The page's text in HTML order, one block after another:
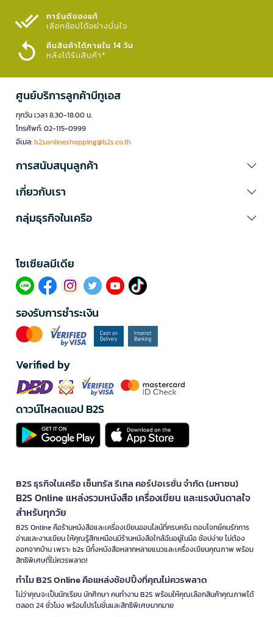
การันตีของแท้
เลือกช้อปได้อย่างมั่นใจ​
คืนสินค้าได้ภายใน 14 วัน
หลังได้รับสินค้า*
ศูนย์บริการลูกค้าบีทูเอส
ทุกวัน เวลา 8.30-18.00 น.
โทรศัพท์: 02-115-0999
อีเมล:b2sonlineshopping@b2s.co.th
การสนับสนุนลูกค้า
เกี่ยวกับเรา
กลุ่มธุรกิจในเครือ
โซเซียลมีเดีย​
รองรับการชำระเงิน
Verified by
ดาวน์โหลดแอป B2S
B2S ธุรกิจในเครือ เซ็นทรัล รีเทล คอร์ปอเรชั่น จำกัด (มหาชน)
B2S Online แหล่งรวมหนังสือ เครื่องเขียน และแรงบันดาลใจ
สำหรับทุกวัย
B2S Online คือร้านหนังสือและเครื่องเขียนออนไลน์ที่ครบครัน ตอบโจทย์คนรักการ
อ่านและงานเขียน ให้คุณรู้สึกเหมือนมีร้านหนังสือใกล้ฉันอยู่ในมือ ช้อปง่าย ไม่ต้อง
ออกจากบ้าน เพราะ b2s มีทั้งหนังสือหลากหลายแนวและเครื่องเขียนคุณภาพ พร้อม
สิทธิพิเศษที่ไม่ควรพลาด!
ทำไม B2S Online คือแหล่งช้อปปิ้งที่คุณไม่ควรพลาด
ไม่ว่าคุณจะเป็นนักเรียน นักศึกษา คนทำงาน B2S พร้อมให้คุณเลือกสินค้าคุณภาพได้
ตลอด 24 ชั่วโมง พร้อมโปรโมชั่นและสิทธิพิเศษมากมาย